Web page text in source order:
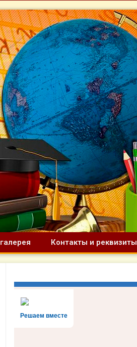
Контакты и реквизиты
Решаем вместе